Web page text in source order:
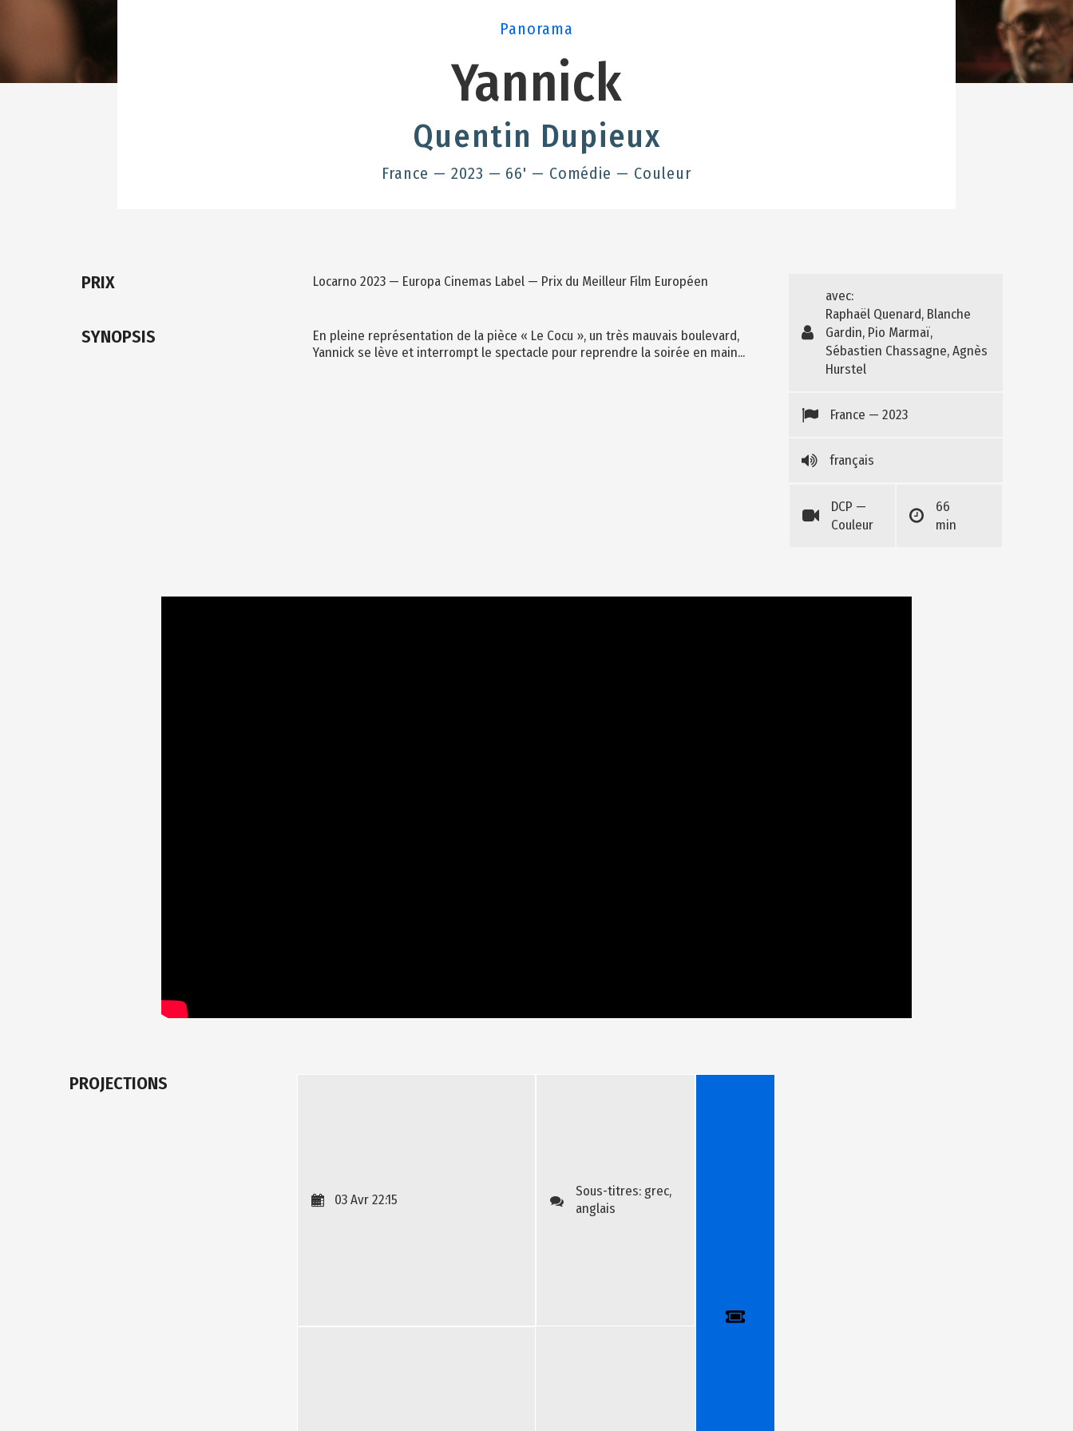
Panorama
Yannick
Quentin Dupieux
France — 2023 — 66' — Comédie — Couleur
PRIX Locarno 2023 — Europa Cinemas Label — Prix du Meilleur Film Européen
SYNOPSIS
En pleine représentation de la pièce « Le Cocu », un très mauvais boulevard,
Yannick se lève et interrompt le spectacle pour reprendre la soirée en main...
avec:
Raphaël Quenard, Blanche
Gardin, Pio Marmaï,
Sébastien Chassagne, Agnès
Hurstel
France — 2023
français
DCP —
Couleur
66
min
PROJECTIONS
03 Avr22:15
Sous-titres: grec,
anglais